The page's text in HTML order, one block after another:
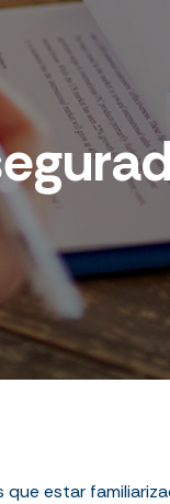
estar